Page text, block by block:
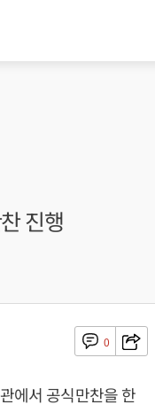
진행
0
에서 공식만찬을 한